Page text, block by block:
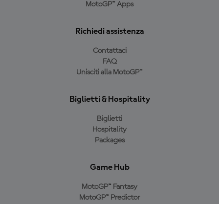
MotoGP™ Apps
Richiedi assistenza
Contattaci
FAQ
Unisciti alla MotoGP™
Biglietti & Hospitality
Biglietti
Hospitality
Packages
Game Hub
MotoGP™ Fantasy
MotoGP™ Predictor